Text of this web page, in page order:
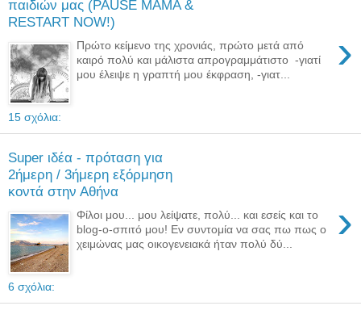
παιδιών μας (PAUSE ΜΑΜΑ &
RESTART NOW!)
›
Πρώτο κείμενο της χρονιάς, πρώτο μετά από
καιρό πολύ και μάλιστα απρογραμμάτιστο -γιατί
μου έλειψε η γραπτή μου έκφραση, -γιατ...
15 σχόλια:
Super ιδέα - πρόταση για
2ήμερη / 3ήμερη εξόρμηση
κοντά στην Αθήνα
›
Φίλοι μου... μου λείψατε, πολύ... και εσείς και το
blog-o-σπιτό μου! Εν συντομία να σας πω πως ο
χειμώνας μας οικογενειακά ήταν πολύ δύ...
6 σχόλια: